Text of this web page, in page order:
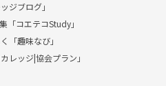
ジブログ」
「コエテコStudy」
「趣味なび」
レッジ|協会プラン」